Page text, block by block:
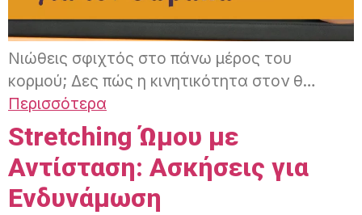
Νιώθεις σφιχτός στο πάνω μέρος του
κορμού; Δες πώς η κινητικότητα στον θ…
Περισσότερα
Stretching Ώμου με
Αντίσταση: Ασκήσεις για
Ενδυνάμωση